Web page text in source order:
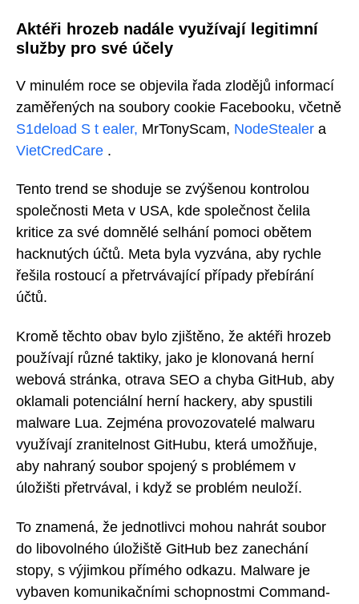
Aktéři hrozeb nadále využívají legitimní
služby pro své účely
V minulém roce se objevila řada zlodějů informací
zaměřených na soubory cookie Facebooku, včetně
S1deload S t ealer, MrTonyScam, NodeStealer a
VietCredCare .
Tento trend se shoduje se zvýšenou kontrolou
společnosti Meta v USA, kde společnost čelila
kritice za své domnělé selhání pomoci obětem
hacknutých účtů. Meta byla vyzvána, aby rychle
řešila rostoucí a přetrvávající případy přebírání
účtů.
Kromě těchto obav bylo zjištěno, že aktéři hrozeb
používají různé taktiky, jako je klonovaná herní
webová stránka, otrava SEO a chyba GitHub, aby
oklamali potenciální herní hackery, aby spustili
malware Lua. Zejména provozovatelé malwaru
využívají zranitelnost GitHubu, která umožňuje,
aby nahraný soubor spojený s problémem v
úložišti přetrvával, i když se problém neuloží.
To znamená, že jednotlivci mohou nahrát soubor
do libovolného úložiště GitHub bez zanechání
stopy, s výjimkou přímého odkazu. Malware je
vybaven komunikačními schopnostmi Command-